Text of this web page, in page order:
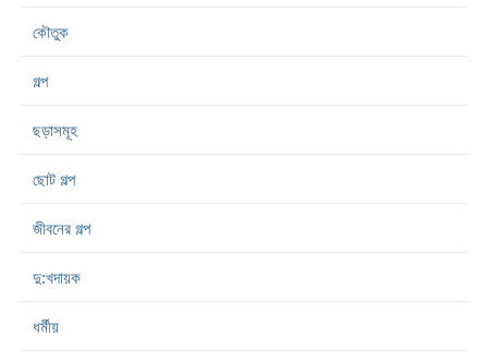
কৌতুক
গল্প
ছড়াসমূহ
ছোট গল্প
জীবনের গল্প
দু:খদায়ক
ধর্মীয়